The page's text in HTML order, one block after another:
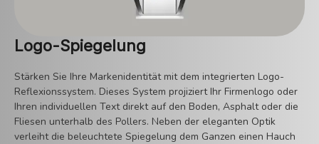
Logo-Spiegelung
Stärken Sie Ihre Markenidentität mit dem integrierten Logo-
Reflexionssystem. Dieses System projiziert Ihr Firmenlogo oder
Ihren individuellen Text direkt auf den Boden, Asphalt oder die
Fliesen unterhalb des Pollers. Neben der eleganten Optik
verleiht die beleuchtete Spiegelung dem Ganzen einen Hauch